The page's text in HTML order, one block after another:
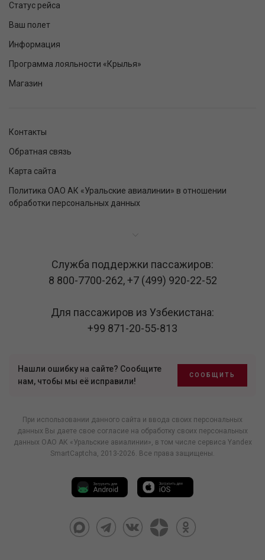
Статус рейса
Ваш полет
Информация
Программа лояльности «Крылья»
Магазин
Контакты
Обратная связь
Карта сайта
Политика ОАО АК «Уральские авиалинии» в отношении
обработки персональных данных
Служба поддержки пассажиров:
8 800-7700-262,+7 (499) 920-22-52
Для пассажиров из Узбекистана:
+99 871-20-55-813
Нашли ошибку на сайте? Сообщите
нам, чтобы мы её исправили!
СООБЩИТЬ
При использовании данного сайта и ввода своих персональных
данных Вы даете свое согласие на обработку своих персональных
данных ОАО АК «Уральские авиалинии», в том числе сервиса Yandex
SmartCaptcha, 2013-2026. Все права защищены.